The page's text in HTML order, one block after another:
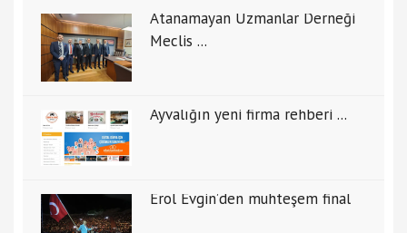
Atanamayan Uzmanlar Derneği
Meclis ...
Ayvalığın yeni firma rehberi ...
Erol Evgin’den muhteşem final